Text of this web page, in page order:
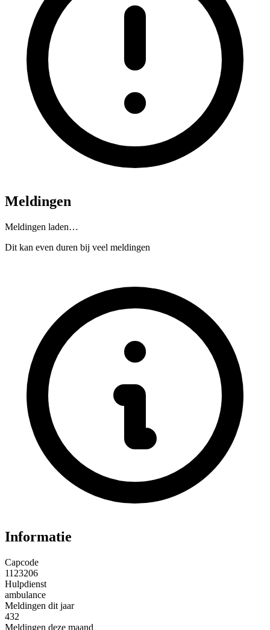
Meldingen
Meldingen laden…
Dit kan even duren bij veel meldingen
Informatie
Capcode
1123206
Hulpdienst
ambulance
Meldingen dit jaar
432
Meldingen deze maand